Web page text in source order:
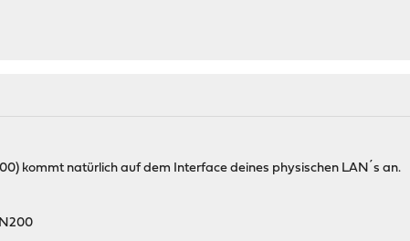
kommt natürlich auf dem Interface deines physischen LAN´s an.